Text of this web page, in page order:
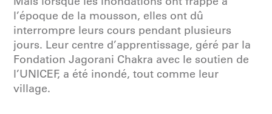
l’époque de la mousson, elles ont dû
interrompre leurs cours pendant plusieurs
jours. Leur centre d’apprentissage, géré par la
Fondation Jagorani Chakra avec le soutien de
l’UNICEF, a été inondé, tout comme leur
village.